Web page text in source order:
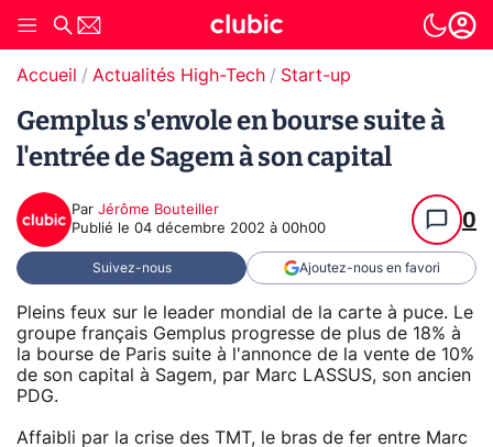
Accueil Actualités High-Tech Start-up
Gemplus s'envole en bourse suite à
l'entrée de Sagem à son capital
Par Jérôme Bouteiller
Publié le 04 décembre 2002 à 00h00 0
Suivez-nous Ajoutez-nous en favori
Pleins feux sur le leader mondial de la carte à puce. Le
groupe français Gemplus progresse de plus de 18% à
la bourse de Paris suite à l'annonce de la vente de 10%
de son capital à Sagem, par Marc LASSUS, son ancien
PDG.
Affaibli par la crise des TMT, le bras de fer entre Marc